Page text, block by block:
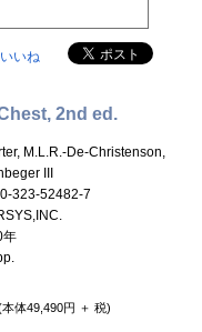
いいね
2nd ed.
M.L.R.-De-Christenson,
III
0-323-52482-7
年
本体49,490円 ＋ 税)